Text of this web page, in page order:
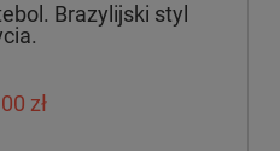
Brazylijski styl
zł